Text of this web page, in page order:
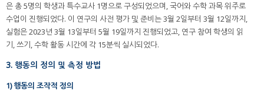
은 총 5명의 학생과 특수교사 1명으로 구성되었으며, 국어와 수학 과목 위주로
수업이 진행되었다. 이 연구의 사전 평가 및 준비는 3월 2일부터 3월 12일까지,
실험은 2023년 3월 13일부터 5월 19일까지 진행되었고, 연구 참여 학생의 읽
기, 쓰기, 수학 활동 시간에 각 15분씩 실시되었다.
3. 행동의 정의 및 측정 방법
1) 행동의 조작적 정의